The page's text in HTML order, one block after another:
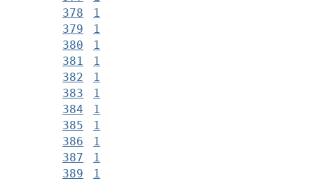
378
1
379
1
380
1
381
1
382
1
383
1
384
1
385
1
386
1
387
1
389
1